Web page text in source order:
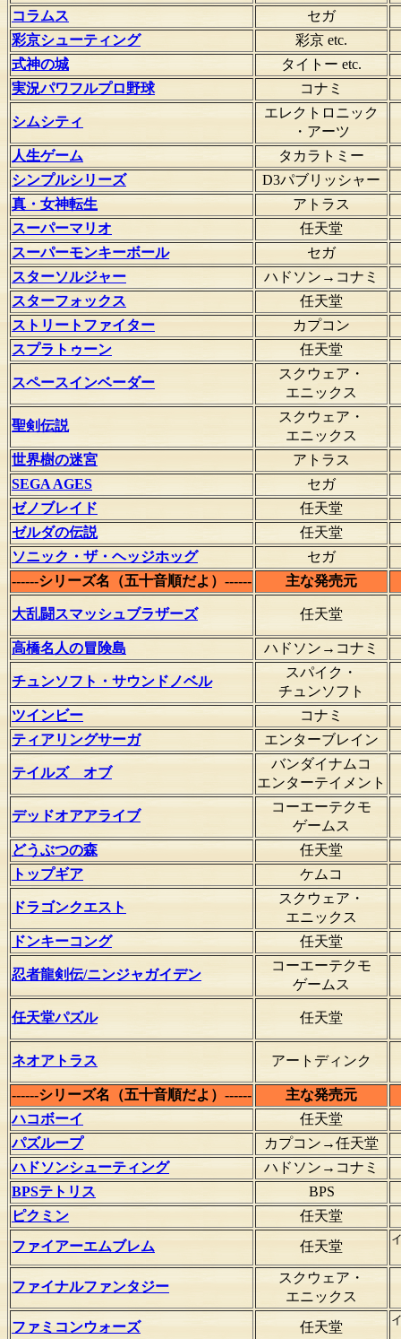
コラムス
セガ
彩京シューティング
彩京 etc.
式神の城
タイトー etc.
実況パワフルプロ野球
コナミ
シムシティ
エレクトロニック
・アーツ
人生ゲーム
タカラトミー
シンプルシリーズ
D3パブリッシャー
真・女神転生
アトラス
スーパーマリオ
任天堂
スーパーモンキーボール
セガ
スターソルジャー
ハドソン→コナミ
スターフォックス
任天堂
ストリートファイター
カプコン
スプラトゥーン
任天堂
スペースインベーダー
スクウェア・
エニックス
聖剣伝説
スクウェア・
エニックス
世界樹の迷宮
アトラス
SEGA AGES
セガ
ゼノブレイド
任天堂
ゼルダの伝説
任天堂
ソニック・ザ・ヘッジホッグ
セガ
------シリーズ名（五十音順だよ）------
主な発売元
大乱闘スマッシュブラザーズ 任天堂
高橋名人の冒険島 ハドソン→コナミ
チュンソフト・サウンドノベル
スパイク・
チュンソフト
ツインビー
コナミ
ティアリングサーガ
エンターブレイン
テイルズ オブ
バンダイナムコ
エンターテイメント
デッドオアアライブ
コーエーテクモ
ゲームス
どうぶつの森
任天堂
トップギア
ケムコ
ドラゴンクエスト
スクウェア・
エニックス
ドンキーコング
任天堂
忍者龍剣伝/ニンジャガイデン
コーエーテクモ
ゲームス
任天堂パズル 任天堂
ネオアトラス アートディンク
------シリーズ名（五十音順だよ）------
主な発売元
ハコボーイ
任天堂
パズループ
カプコン→任天堂
ハドソンシューティング
ハドソン→コナミ
BPSテトリス
BPS
ピクミン
任天堂
ファイアーエムブレム
任天堂
ファイナルファンタジー
スクウェア・
エニックス
ファミコンウォーズ
任天堂